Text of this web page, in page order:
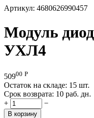
Артикул: 4680626990457
Модуль
УХЛ4
50900 Р
Остаток на складе: 15 шт.
Срок возврата: 10 раб. дн.
+
−
В корзину